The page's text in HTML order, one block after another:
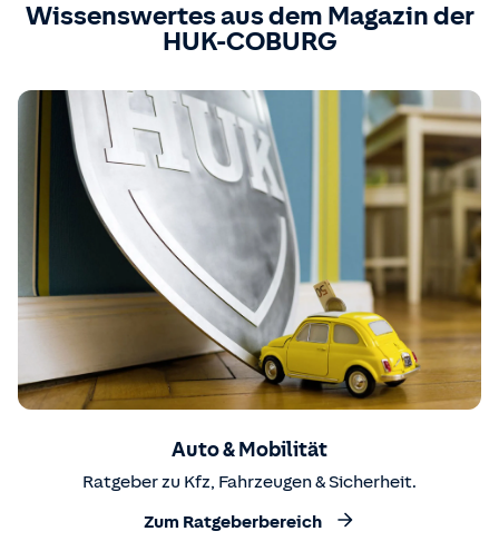
Wissenswertes aus dem Magazin der
HUK-COBURG
Auto & Mobilität
Ratgeber zu Kfz, Fahrzeugen & Sicherheit.
Zum Ratgeberbereich